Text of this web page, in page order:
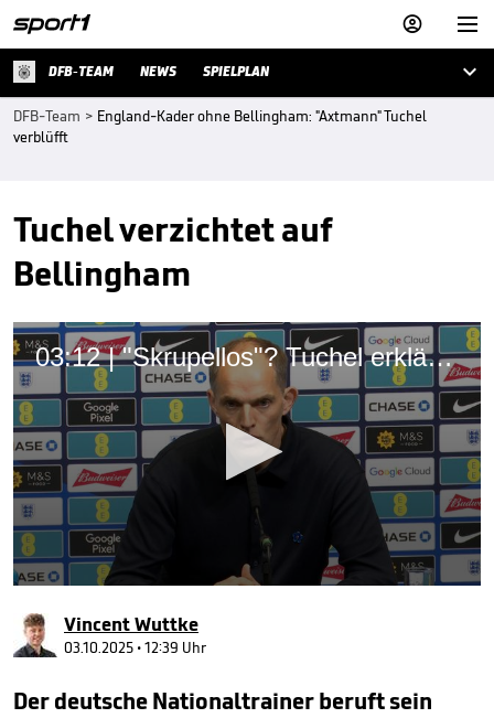


DFB-TEAM NEWS SPIELPLAN 
DFB-Team > England-Kader ohne Bellingham: "Axtmann" Tuchel
verblüfft
Tuchel verzichtet auf
Bellingham
03:12 | "Skrupellos"? Tuchel erklärt Bellingham-Hammer
seconds
of
3
minutes,
seconds
Vincent Wuttke
03.10.2025 • 12:39 Uhr
Der deutsche Nationaltrainer beruft sein